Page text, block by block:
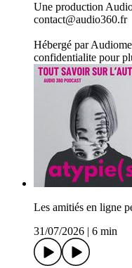
Une production
contact@audio360.fr
Hébergé par
confidentialite pour
Les amitiés en ligne
31/07/2026
6 min